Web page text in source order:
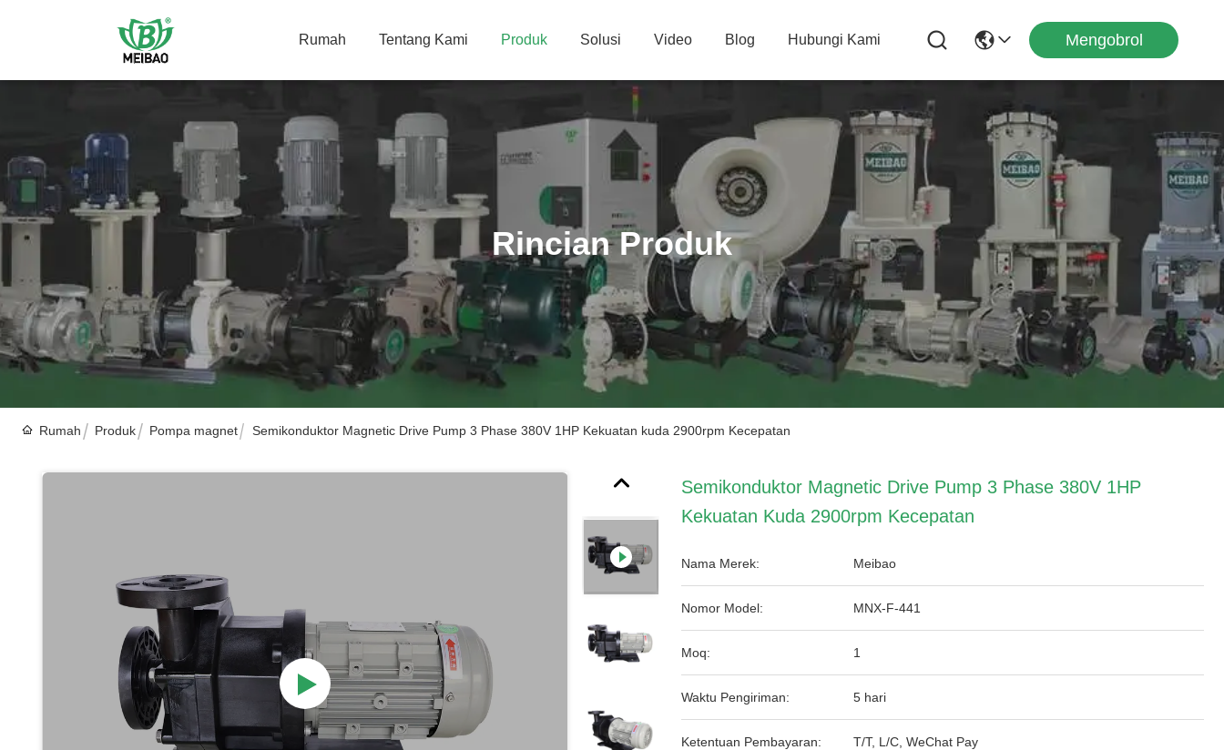
Rumah Tentang Kami Produk Solusi Video Blog Hubungi Kami Mengobrol
Rincian Produk
Rumah Produk Pompa magnet Semikonduktor Magnetic Drive Pump 3 Phase 380V 1HP Kekuatan kuda 2900rpm Kecepatan
Semikonduktor Magnetic Drive Pump 3 Phase 380V 1HP
Kekuatan Kuda 2900rpm Kecepatan
Nama Merek: Meibao
Nomor Model: MNX-F-441
Moq: 1
Waktu Pengiriman: 5 hari
Ketentuan Pembayaran: T/T, L/C, WeChat Pay